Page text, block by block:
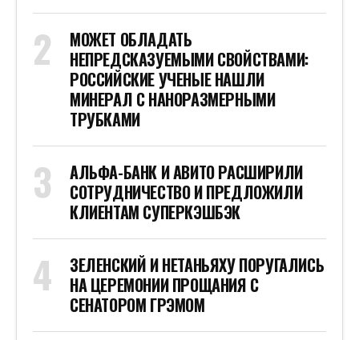
МОЖЕТ ОБЛАДАТЬ
НЕПРЕДСКАЗУЕМЫМИ СВОЙСТВАМИ:
РОССИЙСКИЕ УЧЕНЫЕ НАШЛИ
МИНЕРАЛ С НАНОРАЗМЕРНЫМИ
ТРУБКАМИ
АЛЬФА-БАНК И АВИТО РАСШИРИЛИ
СОТРУДНИЧЕСТВО И ПРЕДЛОЖИЛИ
КЛИЕНТАМ СУПЕРКЭШБЭК
ЗЕЛЕНСКИЙ И НЕТАНЬЯХУ ПОРУГАЛИСЬ
НА ЦЕРЕМОНИИ ПРОЩАНИЯ С
СЕНАТОРОМ ГРЭМОМ